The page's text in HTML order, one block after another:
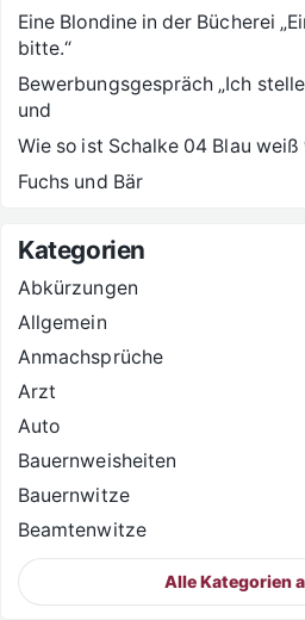
Eine Blondine in der Bücherei
bitte.“
Bewerbungsgespräch „Ich
und
Wie so ist Schalke 04 Blau
Fuchs und Bär
Kategorien
Abkürzungen
Allgemein
Anmachsprüche
Arzt
Auto
Bauernweisheiten
Bauernwitze
Beamtenwitze
Alle Kategorien